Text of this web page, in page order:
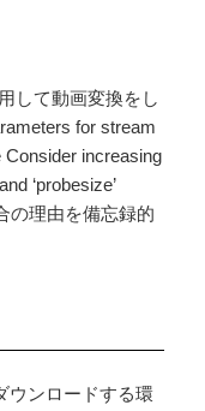
して動画変換をし
for stream
Consider increasing
‘probesize’
の理由を備忘録的
ウンロードする環